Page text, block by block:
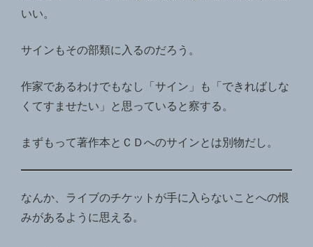
いい。
サインもその部類に入るのだろう。
作家であるわけでもなし「サイン」も「できればしな
くてすませたい」と思っていると察する。
まずもって著作本とＣＤへのサインとは別物だし。
なんか、ライブのチケットが手に入らないことへの恨
みがあるように思える。